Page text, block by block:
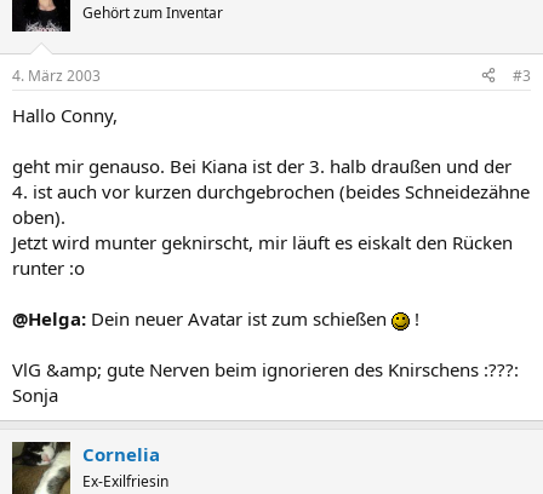
Gehört zum Inventar
4. März 2003 #3
Hallo Conny,
geht mir genauso. Bei Kiana ist der 3. halb draußen und der
4. ist auch vor kurzen durchgebrochen (beides Schneidezähne
oben).
Jetzt wird munter geknirscht, mir läuft es eiskalt den Rücken
runter :o
@Helga: Dein neuer Avatar ist zum schießen !
VlG &amp; gute Nerven beim ignorieren des Knirschens :???:
Sonja
Cornelia
Ex-Exilfriesin